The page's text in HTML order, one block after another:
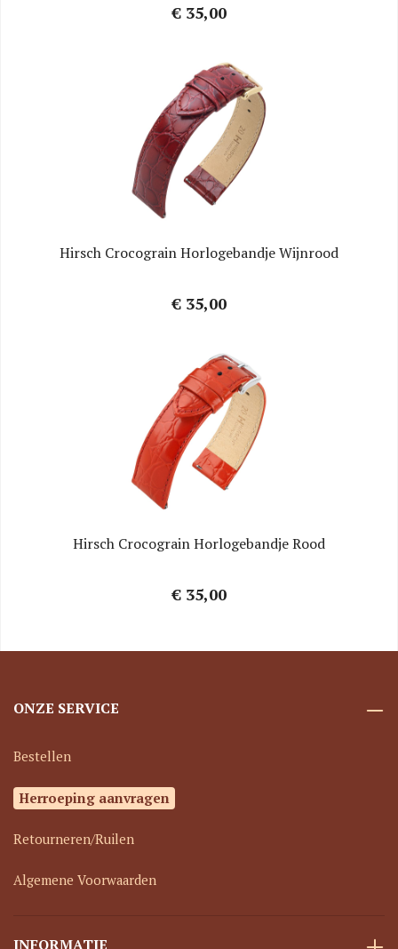
€ 35,00
Hirsch Crocograin Horlogebandje Wijnrood
€ 35,00
Hirsch Crocograin Horlogebandje Rood
€ 35,00
ONZE SERVICE
Bestellen
Herroeping aanvragen
Retourneren/Ruilen
Algemene Voorwaarden
INFORMATIE